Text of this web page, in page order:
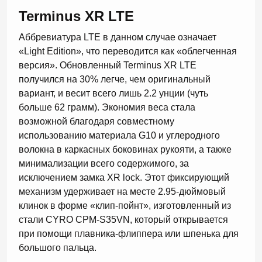
Terminus XR LTE
Аббревиатура LTE в данном случае означает
«Light Edition», что переводится как «облегченная
версия». Обновленный Terminus XR LTE
получился на 30% легче, чем оригинальный
вариант, и весит всего лишь 2.2 унции (чуть
больше 62 грамм). Экономия веса стала
возможной благодаря совместному
использованию материала G10 и углеродного
волокна в каркасных боковинах рукояти, а также
минимализации всего содержимого, за
исключением замка XR lock. Этот фиксирующий
механизм удерживает на месте 2.95-дюймовый
клинок в форме «клип-пойнт», изготовленный из
стали CYRO CPM-S35VN, который открывается
при помощи плавника-флиппера или шпенька для
большого пальца.